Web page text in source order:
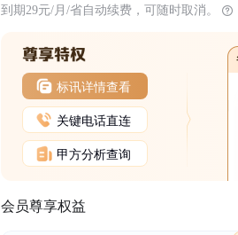
到期29元/月/省自动续费，可随时取消。
标讯详情查看
关键电话直连
甲方分析查询
会员尊享权益